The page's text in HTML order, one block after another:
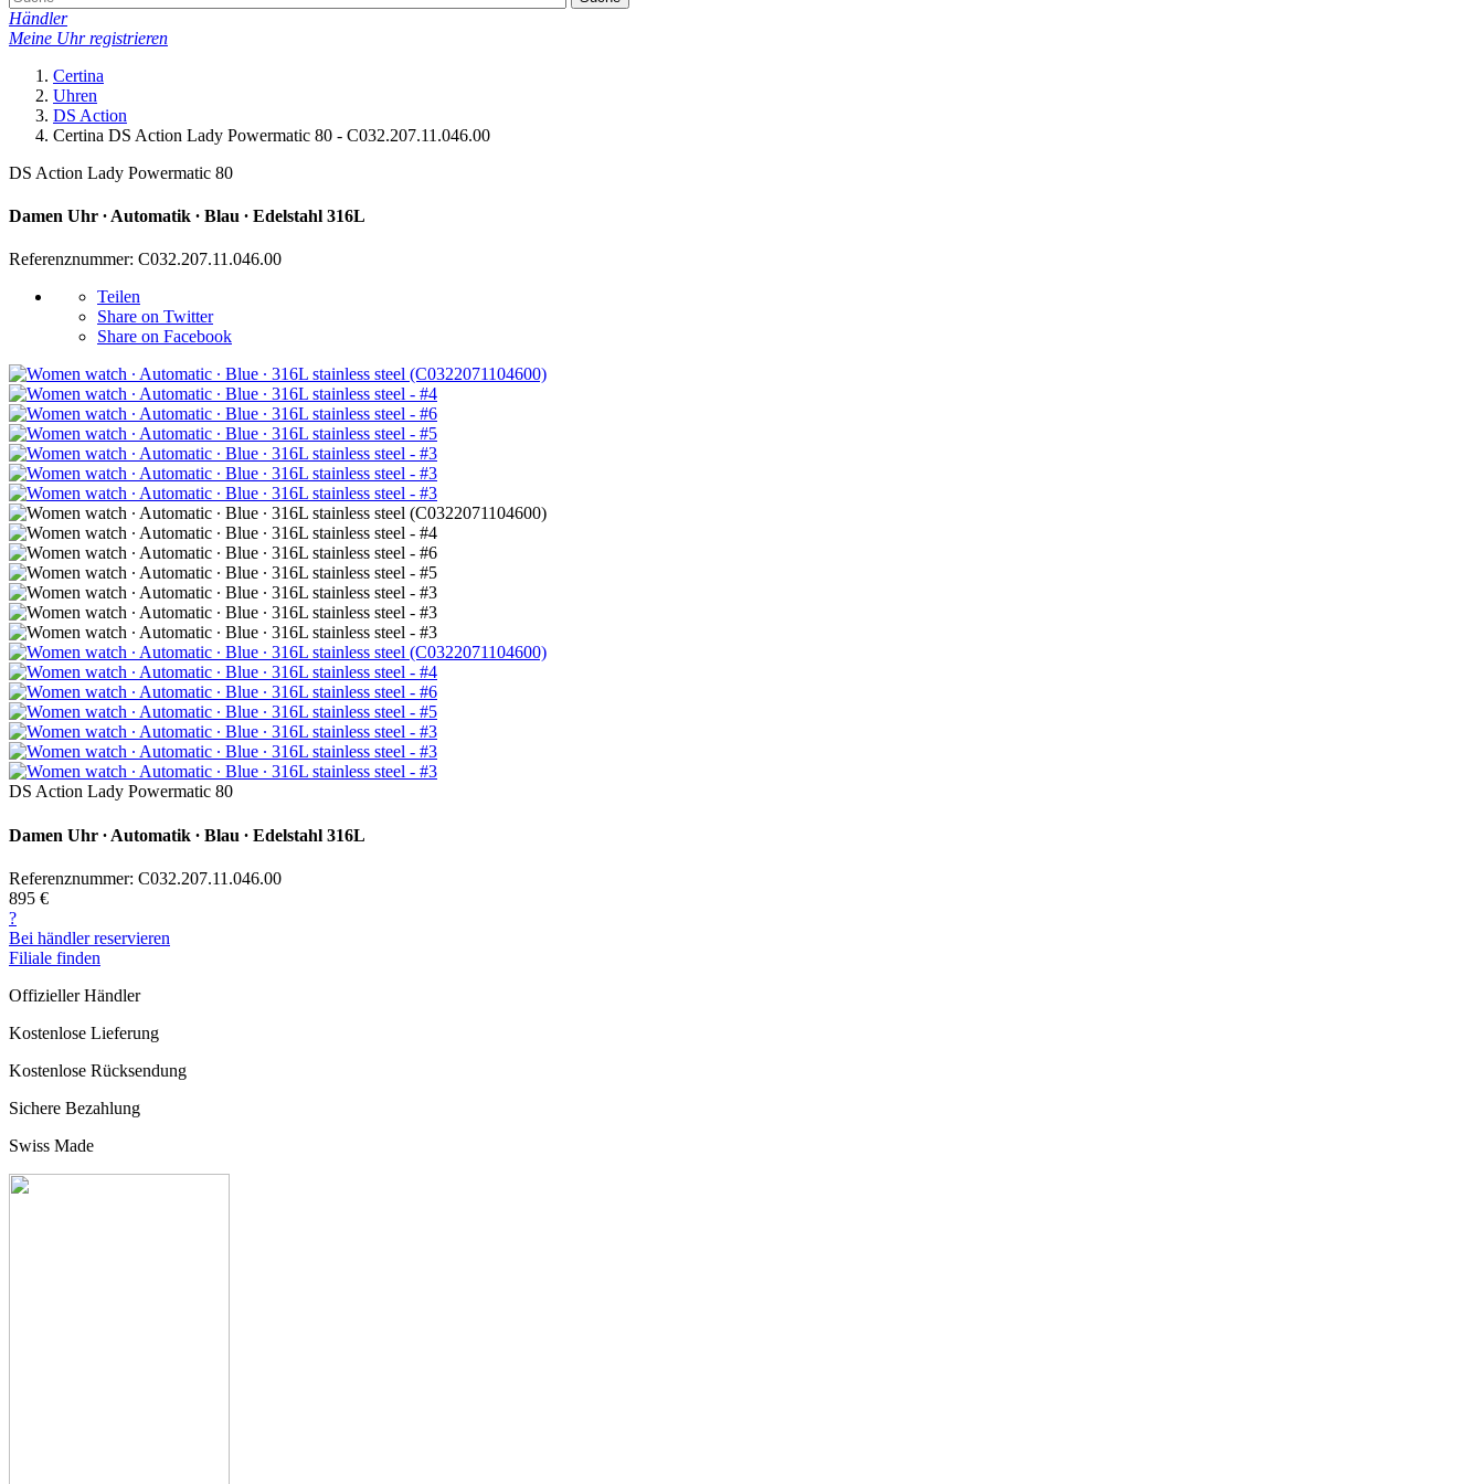
Händler
Meine Uhr registrieren
Certina
Uhren
DS Action
Certina DS Action Lady Powermatic 80 - C032.207.11.046.00
DS Action Lady Powermatic 80
Damen Uhr ∙ Automatik ∙ Blau ∙ Edelstahl 316L
Referenznummer: C032.207.11.046.00
Teilen
Share on Twitter
Share on Facebook
DS Action Lady Powermatic 80
Damen Uhr ∙ Automatik ∙ Blau ∙ Edelstahl 316L
Referenznummer: C032.207.11.046.00
895 €
?
Bei händler reservieren
Filiale finden
Offizieller Händler
Kostenlose Lieferung
Kostenlose Rücksendung
Sichere Bezahlung
Swiss Made